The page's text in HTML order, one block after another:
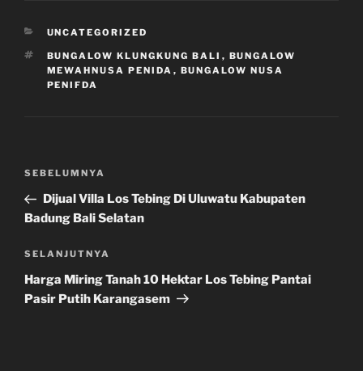
KATEGORI
UNCATEGORIZED
TAG
BUNGALOW KLUNGKUNG BALI , BUNGALOW
MEWAHNUSA PENIDA , BUNGALOW NUSA
PENIFDA
Navigasi
Pos
Sebelumnya
SEBELUMNYA
Dijual Villa Los Tebing Di Uluwatu Kabupaten
Badung Bali Selatan
Pos
Selanjutnya
SELANJUTNYA
Harga Miring Tanah 10 Hektar Los Tebing Pantai
Pasir Putih Karangasem